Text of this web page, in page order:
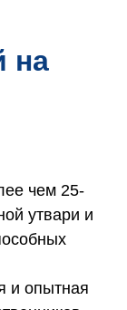
на
чем 25-
утвари и
и опытная